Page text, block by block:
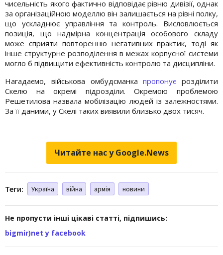
чисельність якого фактично відповідає рівню дивізії, однак
за організаційною моделлю він залишається на рівні полку,
що ускладнює управління та контроль. Висловлюється
позиція, що надмірна концентрація особового складу
може сприяти повторенню негативних практик, тоді як
інше структурне розподілення в межах корпусної системи
могло б підвищити ефективність контролю та дисципліни.
Нагадаємо, військова омбудсманкапропонує розділити
Скелю на окремі підрозділи. Окремою проблемою
Решетилова назвала мобілізацію людей із залежностями.
За її даними, у Скелі таких виявили близько двох тисяч.
Читайте нас у Google.News
Теги: Україна війна армія новини
Не пропусти інші цікаві статті, підпишись:
bigmir)net у facebook